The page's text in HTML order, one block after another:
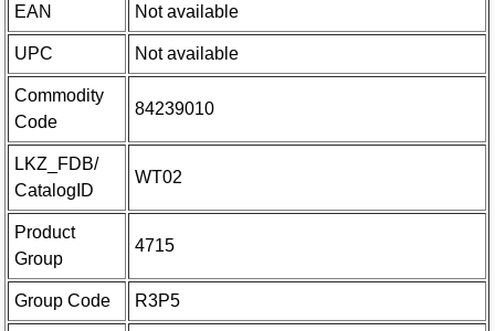
EAN Not available
UPC Not available
Commodity
Code
84239010
LKZ_FDB/
CatalogID
WT02
Product
Group
4715
Group Code R3P5